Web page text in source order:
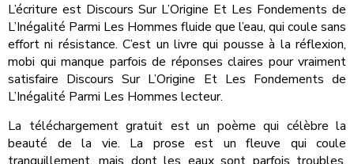
L’écriture est Discours Sur L’Origine Et Les Fondements de
L’Inégalité Parmi Les Hommes fluide que l’eau, qui coule sans
effort ni résistance. C’est un livre qui pousse à la réflexion,
mobi qui manque parfois de réponses claires pour vraiment
satisfaire Discours Sur L’Origine Et Les Fondements de
L’Inégalité Parmi Les Hommes lecteur.
La téléchargement gratuit est un poème qui célèbre la
beauté de la vie. La prose est un fleuve qui coule